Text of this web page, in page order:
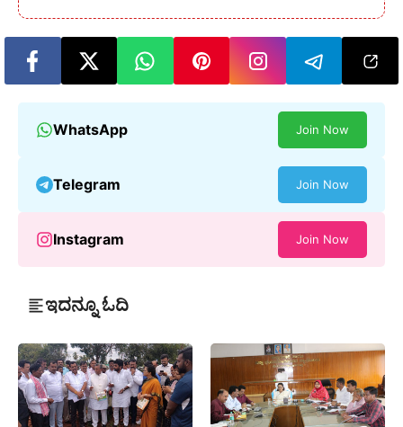
WhatsApp Join Now
Telegram Join Now
Instagram Join Now
ಇದನ್ನೂ ಓದಿ